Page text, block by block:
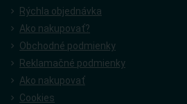
Rýchla objednávka
Ako nakupovať?
Obchodné podmienky
Reklamačné podmienky
Ako nakupovať
Cookies